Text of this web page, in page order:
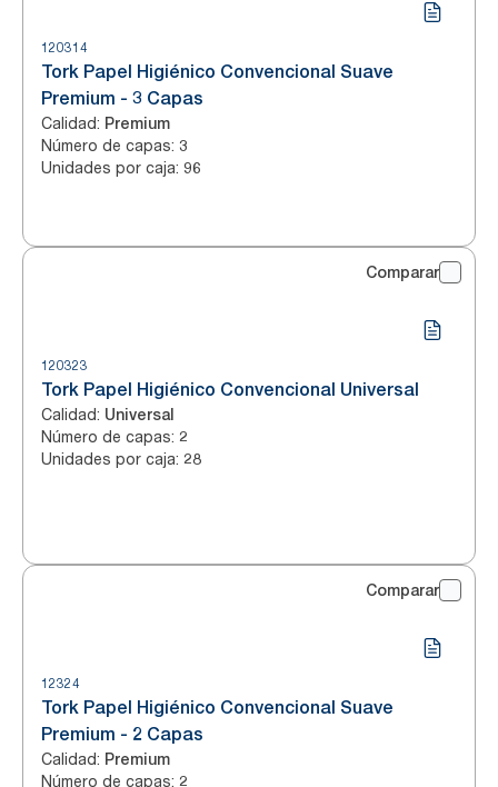
120314
Tork Papel Higiénico Convencional Suave
Premium - 3 Capas
Calidad: Premium
Número de capas: 3
Unidades por caja: 96
Comparar
120323
Tork Papel Higiénico Convencional Universal
Calidad: Universal
Número de capas: 2
Unidades por caja: 28
Comparar
12324
Tork Papel Higiénico Convencional Suave
Premium - 2 Capas
Calidad: Premium
Número de capas: 2